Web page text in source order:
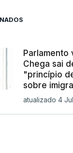
Parlamento
Chega sai
"princípio
sobre
atualizado 4